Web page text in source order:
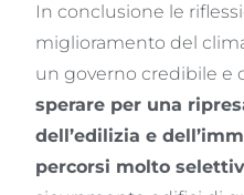
In conclusione le
miglioramento del
un governo credibile e
sperare per una
dell’edilizia e
percorsi molto